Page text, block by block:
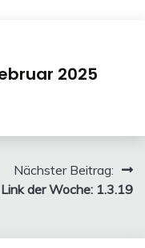
2025
Nächster Beitrag:
Link der Woche: 1.3.19